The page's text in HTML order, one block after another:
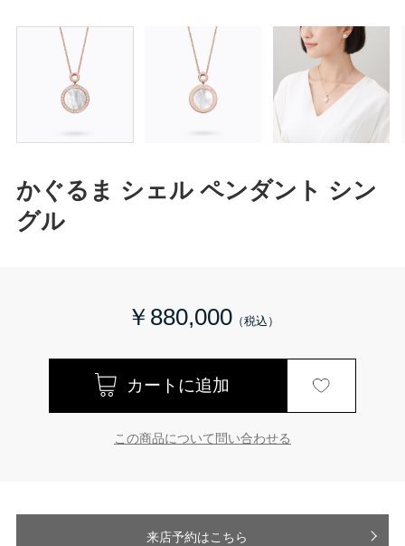
かぐるま シェル ペンダント シン
グル
￥880,000
この商品について問い合わせる
来店予約はこちら